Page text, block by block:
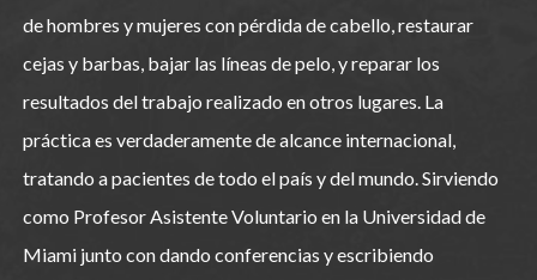
de hombres y mujeres con pérdida de cabello, restaurar
cejas y barbas, bajar las líneas de pelo, y reparar los
resultados del trabajo realizado en otros lugares. La
práctica es verdaderamente de alcance internacional,
tratando a pacientes de todo el país y del mundo. Sirviendo
como Profesor Asistente Voluntario en la Universidad de
Miami junto con dando conferencias y escribiendo